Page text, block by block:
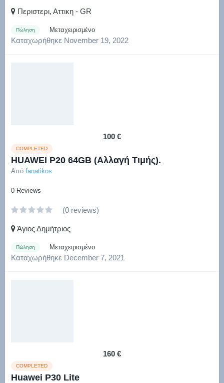
Περιστερι, Αττικη - GR
Πώληση Μεταχειρισμένο
Καταχωρήθηκε November 19, 2022
100 €
COMPLETED
HUAWEI P20 64GB (Αλλαγή Τιμής).
Από fanatikos
0 Reviews
(0 reviews)
Άγιος Δημήτριος
Πώληση Μεταχειρισμένο
Καταχωρήθηκε December 7, 2021
160 €
COMPLETED
Huawei P30 Lite